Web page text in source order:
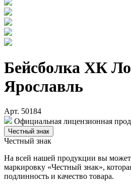
Бейсболка ХК
Ярославль
Арт. 50184
Официальная лицензионная
Честный знак
Честный знак
На всей нашей продукции вы
маркировку «Честный знак»,
подлинность и качество товара.